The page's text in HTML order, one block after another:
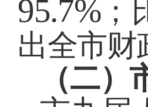
95.7%；
出全市财
（二